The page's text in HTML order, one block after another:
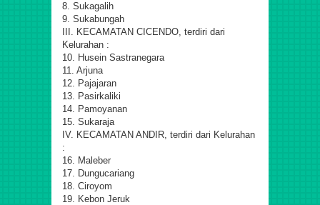
8. Sukagalih
9. Sukabungah
III. KECAMATAN CICENDO, terdiri dari
Kelurahan :
10. Husein Sastranegara
11. Arjuna
12. Pajajaran
13. Pasirkaliki
14. Pamoyanan
15. Sukaraja
IV. KECAMATAN ANDIR, terdiri dari Kelurahan
:
16. Maleber
17. Dungucariang
18. Ciroyom
19. Kebon Jeruk